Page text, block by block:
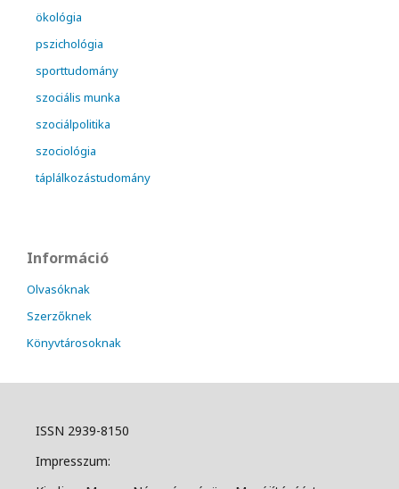
ökológia
pszichológia
sporttudomány
szociális munka
szociálpolitika
szociológia
táplálkozástudomány
Információ
Olvasóknak
Szerzőknek
Könyvtárosoknak
ISSN 2939-8150
Impresszum: